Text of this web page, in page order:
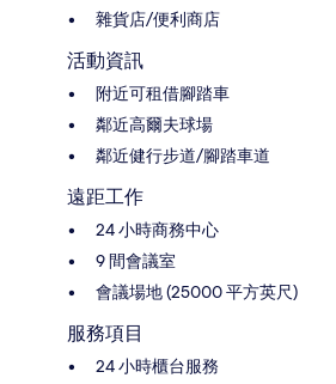
雜貨店/便利商店
活動資訊
附近可租借腳踏車
鄰近高爾夫球場
鄰近健行步道/腳踏車道
遠距工作
24 小時商務中心
9 間會議室
會議場地 (25000 平方英尺)
服務項目
24 小時櫃台服務